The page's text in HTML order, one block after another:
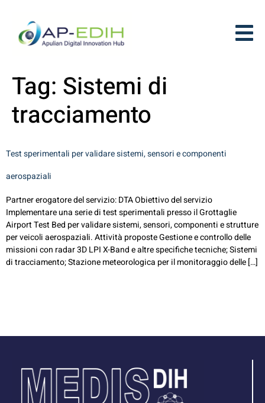
Tag: Sistemi di
tracciamento
Test sperimentali per validare sistemi, sensori e componenti
aerospaziali
Partner erogatore del servizio: DTA Obiettivo del servizio
Implementare una serie di test sperimentali presso il Grottaglie
Airport Test Bed per validare sistemi, sensori, componenti e strutture
per veicoli aerospaziali. Attività proposte Gestione e controllo delle
missioni con radar 3D LPI X-Band e altre specifiche tecniche; Sistemi
di tracciamento; Stazione meteorologica per il monitoraggio delle […]